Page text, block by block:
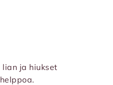
ja hiukset